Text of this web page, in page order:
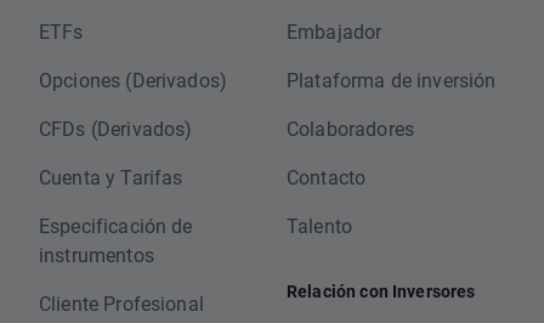
ETFs
Opciones (Derivados)
CFDs (Derivados)
Cuenta y Tarifas
Especificación de
instrumentos
Cliente Profesional
Embajador
Plataforma de inversión
Colaboradores
Contacto
Talento
Relación con Inversores